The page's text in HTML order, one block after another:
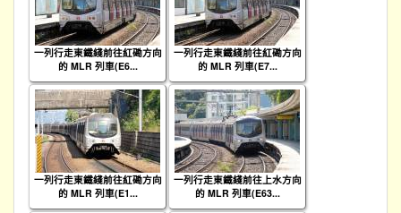
一列行走東鐵綫前往紅磡方向
的 MLR 列車(E6...
一列行走東鐵綫前往紅磡方向
的 MLR 列車(E7...
一列行走東鐵綫前往紅磡方向
的 MLR 列車(E1...
一列行走東鐵綫前往上水方向
的 MLR 列車(E63...